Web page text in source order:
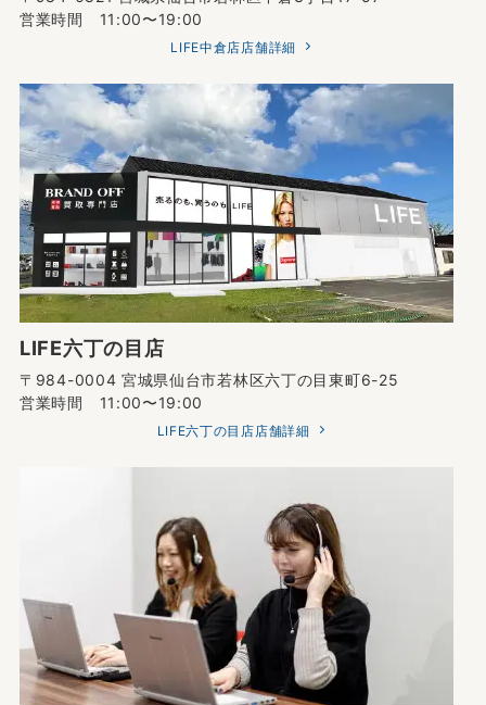
営業時間 11:00〜19:00
LIFE中倉店店舗詳細
LIFE六丁の目店
〒984-0004 宮城県仙台市若林区六丁の目東町6-25
営業時間 11:00〜19:00
LIFE六丁の目店店舗詳細